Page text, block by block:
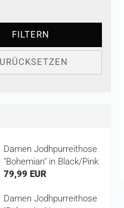
FILTERN
Damen Jodhpurreithose
"Bohemian" in Black/Pink
79,99 EUR
Damen Jodhpurreithose